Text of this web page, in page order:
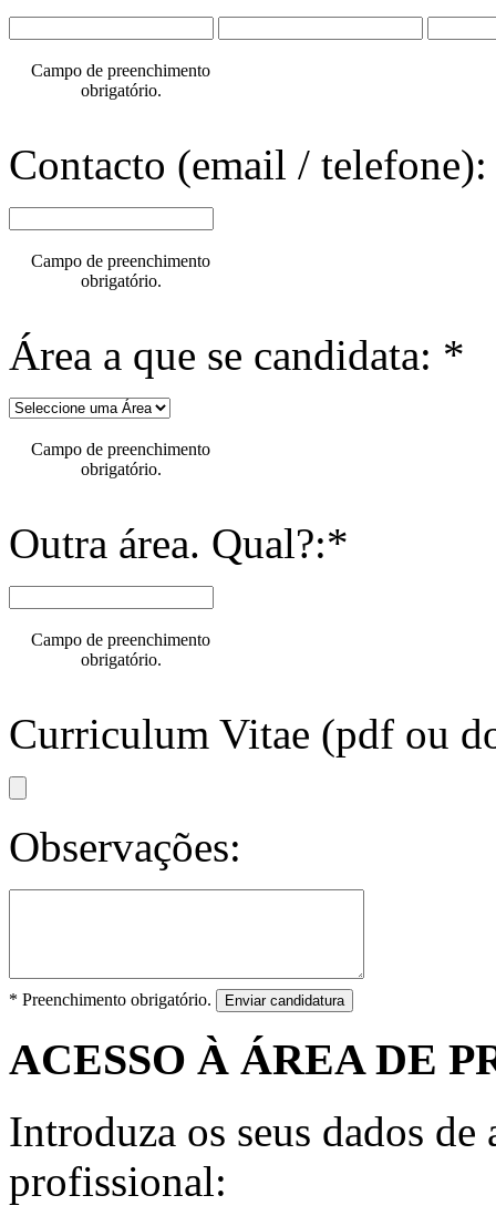
Campo de preenchimento
obrigatório.
Contacto (email /
Campo de preenchimento
obrigatório.
Área a que se candidata: *
Campo de preenchimento
obrigatório.
Outra área. Qual?:*
Campo de preenchimento
obrigatório.
Curriculum Vitae (pdf ou
Observações:
* Preenchimento obrigatório. Enviar candidatura
ACESSO À ÁREA DE
Introduza os seus dados de
profissional: